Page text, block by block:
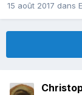
15 août 2017 dans